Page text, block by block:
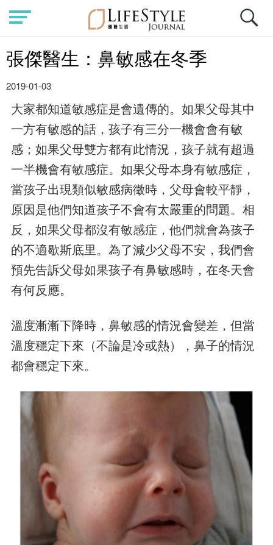
張傑醫生：鼻敏感在冬季
2019-01-03
大家都知道敏感症是會遺傳的。如果父母其中
一方有敏感的話，孩子有三分一機會會有敏
感；如果父母雙方都有此情況，孩子就有超過
一半機會有敏感症。如果父母本身有敏感症，
當孩子出現類似敏感病徵時，父母會較平靜，
原因是他們知道孩子不會有太嚴重的問題。相
反，如果父母都沒有敏感症，他們就會為孩子
的不適歇斯底里。為了減少父母不安，我們會
預先告訴父母如果孩子有鼻敏感時，在冬天會
有何反應。
溫度漸漸下降時，鼻敏感的情況會變差，但當
溫度穩定下來（不論是冷或熱），鼻子的情況
都會穩定下來。